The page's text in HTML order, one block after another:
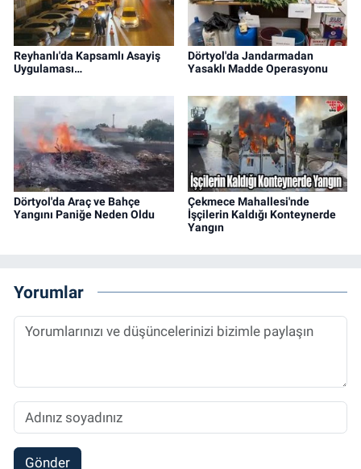
Reyhanlı'da Kapsamlı Asayiş
Uygulaması…
Dörtyol'da Jandarmadan
Yasaklı Madde Operasyonu
Dörtyol'da Araç ve Bahçe
Yangını Paniğe Neden Oldu
Çekmece Mahallesi'nde
İşçilerin Kaldığı Konteynerde
Yangın
Yorumlar
Gönder